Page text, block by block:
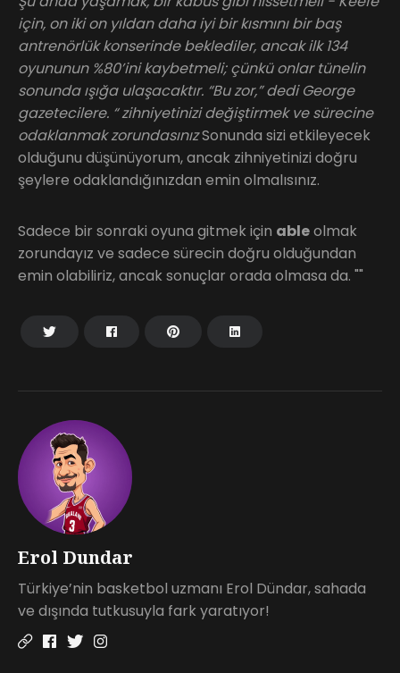
Erol Dundar
Türkiye’nin basketbol uzmanı Erol Dündar, sahada
ve dışında tutkusuyla fark yaratıyor!
için, on iki on yıldan daha iyi bir kısmını bir baş
antrenörlük konserinde beklediler, ancak ilk 134
oyununun %80’ini kaybetmeli; çünkü onlar tünelin
sonunda ışığa ulaşacaktır. “Bu zor,” dedi George
gazetecilere. “ zihniyetinizi değiştirmek ve sürecine
odaklanmak zorundasınızSonunda sizi etkileyecek
olduğunu düşünüyorum, ancak zihniyetinizi doğru
şeylere odaklandığınızdan emin olmalısınız.
Sadece bir sonraki oyuna gitmek için ableolmak
zorundayız ve sadece sürecin doğru olduğundan
emin olabiliriz, ancak sonuçlar orada olmasa da. ""